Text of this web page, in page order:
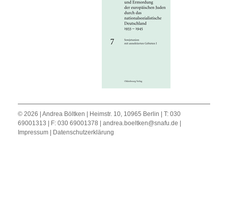
© 2026 | Andrea Böltken | Heimstr. 10, 10965 Berlin | T: 030
69001313 | F: 030 69001378 | andrea.boeltken@snafu.de
Impressum
Datenschutzerklärung